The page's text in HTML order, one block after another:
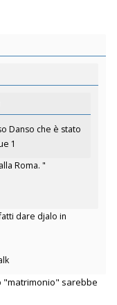
Danso che è stato
1
Roma. "
dare djalo in
"matrimonio" sarebbe